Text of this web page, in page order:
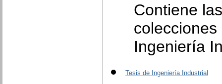
Contiene las
Ingeniería
Tesis de Ingeniería Industrial